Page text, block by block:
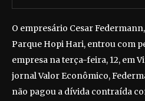
O empresário Cesar
Parque Hopi Hari, entrou com
empresa na terça-feira, 12, em
jornal Valor Econômico,
não pagou a dívida contraída